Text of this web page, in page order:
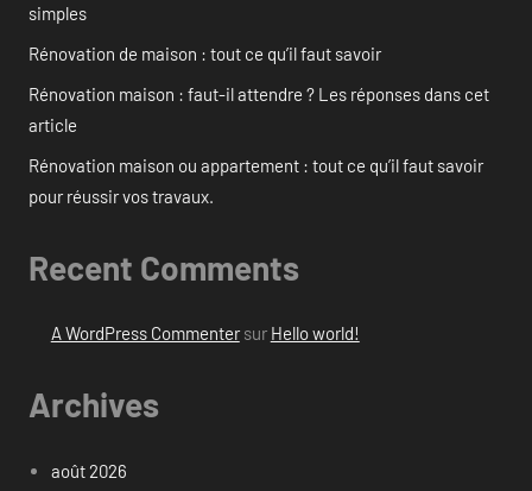
simples
Rénovation de maison : tout ce qu’il faut savoir
Rénovation maison : faut-il attendre ? Les réponses dans cet
article
Rénovation maison ou appartement : tout ce qu’il faut savoir
pour réussir vos travaux.
Recent Comments
A WordPress Commentersur Hello world!
Archives
août 2026